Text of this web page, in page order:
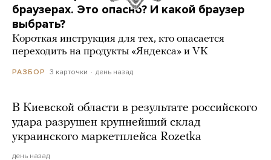
браузерах. Это опасно? И какой браузер
выбрать?
Короткая инструкция для тех, кто опасается
переходить на продукты «Яндекса» и VK
РАЗБОР 3 карточки день назад
В Киевской области в результате российского
удара разрушен крупнейший склад
украинского маркетплейса Rozetka
день назад